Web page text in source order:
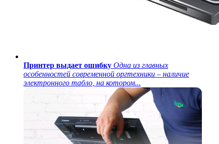
Принтер выдает ошибку Одна из главных
особенностей современной оргтехники – наличие
электронного табло, на котором...